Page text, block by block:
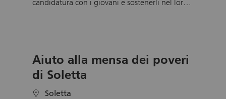
candidatura con i giovani e sostenerli nel loro
per un colloquio di lavoro.
Aiuto alla mensa dei poveri
di Soletta
location Soletta